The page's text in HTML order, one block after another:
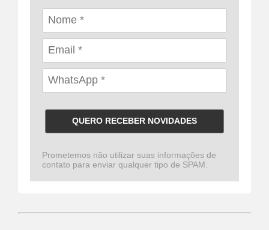
QUERO RECEBER NOVIDADES
Prometemos não utilizar suas informações de
contato para enviar qualquer tipo de SPAM.